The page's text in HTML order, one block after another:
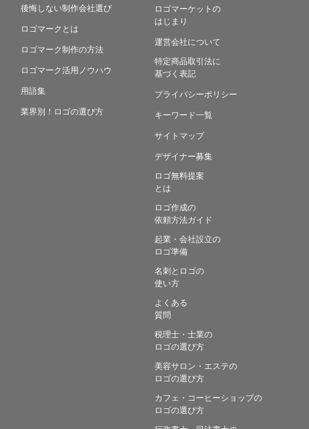
後悔しない制作会社選び
ロゴマークとは
ロゴマーク制作の方法
ロゴマーク活用ノウハウ
用語集
業界別！ロゴの選び方
ロゴマーケットの
はじまり
運営会社について
特定商品取引法に
基づく表記
プライバシーポリシー
キーワード一覧
サイトマップ
デザイナー募集
ロゴ無料提案
とは
ロゴ作成の
依頼方法ガイド
起業・会社設立の
ロゴ準備
名刺とロゴの
使い方
よくある
質問
税理士・士業の
ロゴの選び方
美容サロン・エステの
ロゴの選び方
カフェ・コーヒーショップの
ロゴの選び方